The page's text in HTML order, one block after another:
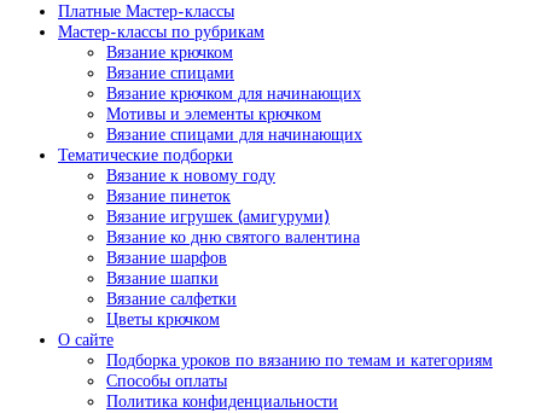
Платные Мастер-классы
Мастер-классы по рубрикам
Вязание крючком
Вязание спицами
Вязание крючком для начинающих
Мотивы и элементы крючком
Вязание спицами для начинающих
Тематические подборки
Вязание к новому году
Вязание пинеток
Вязание игрушек (амигуруми)
Вязание ко дню святого валентина
Вязание шарфов
Вязание шапки
Вязание салфетки
Цветы крючком
О сайте
Подборка уроков по вязанию по темам и категориям
Способы оплаты
Политика конфиденциальности